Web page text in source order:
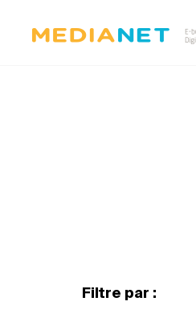
Filtre par :